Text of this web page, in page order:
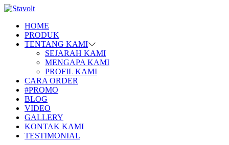
HOME
PRODUK
TENTANG KAMI
SEJARAH KAMI
MENGAPA KAMI
PROFIL KAMI
CARA ORDER
#PROMO
BLOG
VIDEO
GALLERY
KONTAK KAMI
TESTIMONIAL